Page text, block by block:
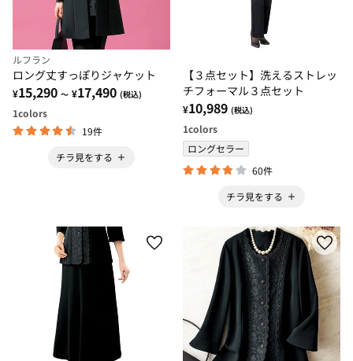
ルフラン
ロング丈すっぽりジャケット
¥15,290 ～ ¥17,490 (税込)
1colors
19件
チラ見をする
【３点セット】洗えるストレッ
チフォーマル３点セット
¥10,989 (税込)
1colors
ロングセラー
60件
チラ見をする